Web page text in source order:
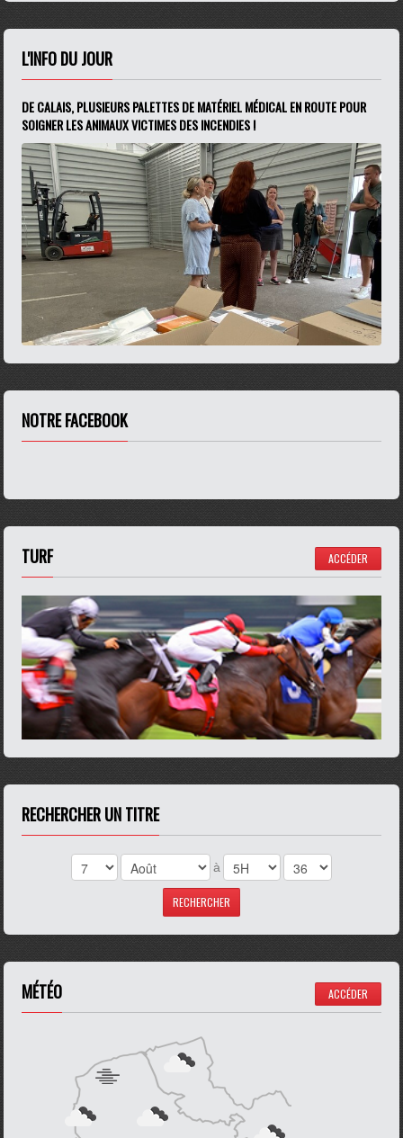
L'INFO DU JOUR
DE CALAIS, PLUSIEURS PALETTES DE MATÉRIEL MÉDICAL EN ROUTE POUR
SOIGNER LES ANIMAUX VICTIMES DES INCENDIES !
NOTRE FACEBOOK
TURF ACCÉDER
RECHERCHER UN TITRE
à
MÉTÉO ACCÉDER